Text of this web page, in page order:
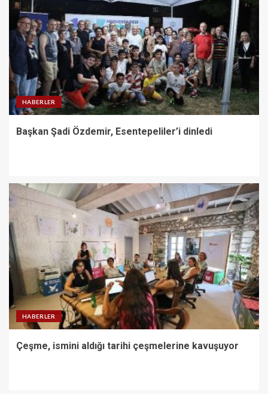
HABERLER
Başkan Şadi Özdemir, Esentepeliler’i dinledi
HABERLER
Çeşme, ismini aldığı tarihi çeşmelerine kavuşuyor